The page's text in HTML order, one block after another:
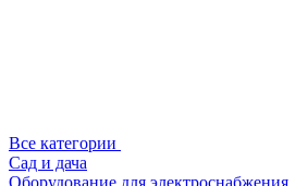
Все категории
Сад и дача
Оборудование для электроснабжения